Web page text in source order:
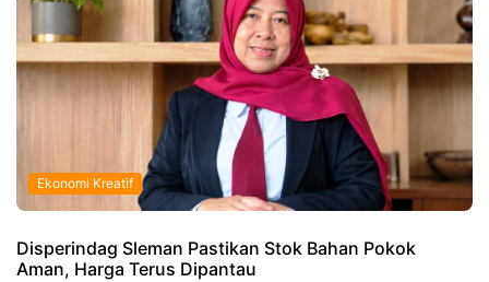
Ekonomi Kreatif
Disperindag Sleman Pastikan Stok Bahan Pokok
Aman, Harga Terus Dipantau